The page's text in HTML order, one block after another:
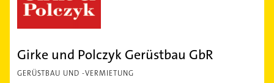
Girke und Polczyk Gerüstbau GbR
GERÜSTBAU UND -VERMIETUNG